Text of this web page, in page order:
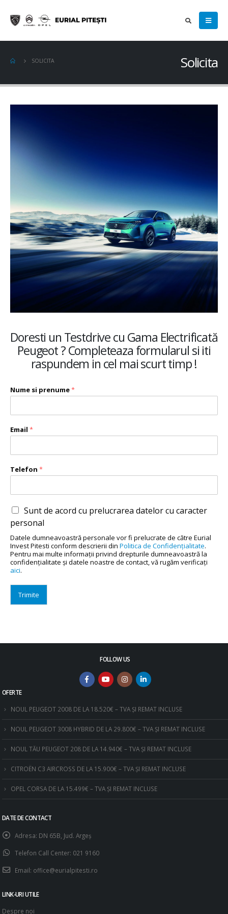
Solicita
SOLICITA
Doresti un Testdrive cu Gama Electrificată
Peugeot ? Completeaza formularul si iti
raspundem in cel mai scurt timp !
Nume si prenume*
Email *
Telefon *
Sunt de acord cu prelucrarea datelor cu caracter
personal
Datele dumneavoastră personale vor fi prelucrate de către Eurial
Invest Pitesti conform descrierii din Politica de Confidenţialitate.
Pentru mai multe informaţii privind drepturile dumneavoastră la
confidenţialitate şi datele noastre de contact, vă rugăm verificaţi
aici.
Trimite
FOLLOW US
OFERTE
NOUL PEUGEOT 2008 DE LA 18.520€ – TVA ȘI REMAT INCLUSE
NOUL PEUGEOT 3008 HYBRID DE LA 29.800€ – TVA ȘI REMAT INCLUSE
NOUL TĂU PEUGEOT 208 DE LA 14.940€ – TVA ȘI REMAT INCLUSE
CITROËN C3 AIRCROSS DE LA 15.900€ – TVA ȘI REMAT INCLUSE
OPEL CORSA DE LA 15.499€ – TVA ȘI REMAT INCLUSE
DATE DE CONTACT
Adresa: DN 65B, Jud. Argeş
Telefon Call Center: 021 9160
Email: office@eurialpitesti.ro
LINK-URI UTILE
Despre noi